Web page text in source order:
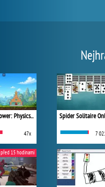
One Shot Tower: Physics Destroyer
47x
před 15 hodinami
Spider Solitaire
7